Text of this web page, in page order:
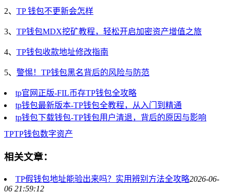
2、 TP 钱包不更新会怎样
3、 TP钱包MDX挖矿教程，轻松开启加密资产增值之旅
4、 TP钱包收款地址修改指南
5、 警惕！TP钱包黑名背后的风险与防范
tp官网正版-FIL币存TP钱包全攻略
tp钱包最新版本-TP钱包全教程，从入门到精通
tp钱包下载钱包-TP钱包用户清退，背后的原因与影响
TPTP钱包数字资产
相关文章：
TP假钱包地址能验出来吗？实用辨别方法全攻略2026-06-
06 21:59:12